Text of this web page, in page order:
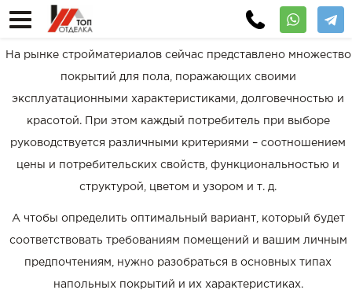
На рынке стройматериалов сейчас представлено множество
покрытий для пола, поражающих своими
эксплуатационными характеристиками, долговечностью и
красотой. При этом каждый потребитель при выборе
руководствуется различными критериями – соотношением
цены и потребительских свойств, функциональностью и
структурой, цветом и узором и т. д.
А чтобы определить оптимальный вариант, который будет
соответствовать требованиям помещений и вашим личным
предпочтениям, нужно разобраться в основных типах
напольных покрытий и их характеристиках.